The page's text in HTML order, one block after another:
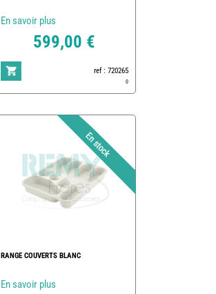
En savoir plus
599,00 €
ref : 720265
0
RANGE COUVERTS BLANC
En savoir plus